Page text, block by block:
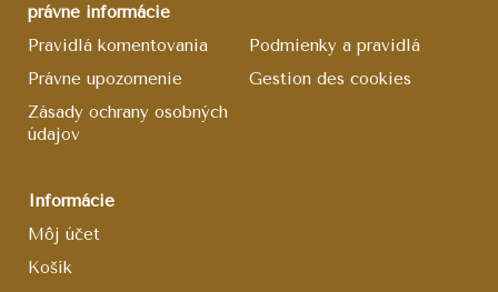
právne informácie
Pravidlá komentovania
Podmienky a pravidlá
Právne upozornenie
Gestion des cookies
Zásady ochrany osobných
údajov
Informácie
Môj účet
Košík